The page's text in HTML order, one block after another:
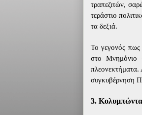
τραπεζιτών,
τεράστιο
τα δεξιά.
Το γεγονός πως
στο Μνημόνιο
συγκυβέρνηση
3.